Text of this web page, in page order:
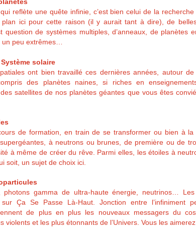
reflète une quête infinie, c’est bien celui de la
ici pour cette raison (il y aurait tant à dire), de
question de systèmes multiples, d’anneaux, de planètes
peu extrêmes…
solaire
ont bien travaillé ces dernières années, autour
des planètes naines, si riches en
satellites de nos planètes géantes que vous êtes
de formation, en train de se transformer ou bien à
à neutrons ou brunes, de première ou de
à même de créer du rêve. Parmi elles, les étoiles à
soit, un sujet de choix ici.
photons gamma de ultra-haute énergie, neutrinos…
Ça Se Passe Là-Haut. Jonction entre l’infiniment
de plus en plus les nouveaux messagers du
violents et les plus étonnants de l’Univers. Vous les aimerez